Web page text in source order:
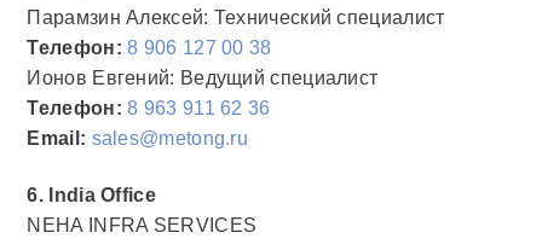
Парамзин Алексей: Технический специалист
Телефон:8 906 127 00 38
Ионов Евгений: Ведущий специалист
Телефон:8 963 911 62 36
Email: sales@metong.ru
6. India Office
NEHA INFRA SERVICES